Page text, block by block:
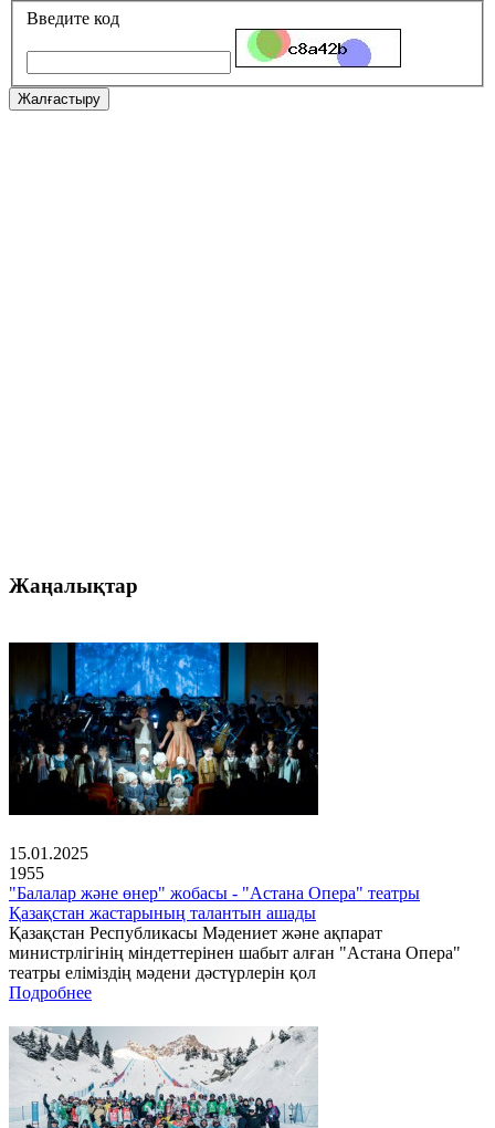
Введите код
Жалғастыру
Жаңалықтар
15.01.2025
1955
"Балалар және өнер" жобасы - "Астана Опера" театры
Қазақстан жастарының талантын ашады
Қазақстан Республикасы Мәдениет және ақпарат
министрлігінің міндеттерінен шабыт алған "Астана Опера"
театры еліміздің мәдени дәстүрлерін қол
Подробнее